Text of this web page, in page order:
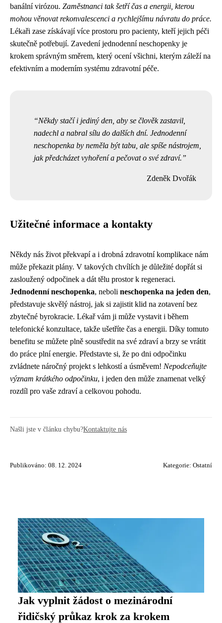
banální virózou. Zaměstnanci tak šetří čas a energii, kterou
mohou věnovat rekonvalescenci a rychlejšímu návratu do práce.
Lékaři zase získávají více prostoru pro pacienty, kteří jejich péči
skutečně potřebují. Zavedení jednodenní neschopenky je
krokem správným směrem, který ocení všichni, kterým záleží na
efektivním a moderním systému zdravotní péče.
Někdy stačí i jediný den, aby se člověk zastavil,
nadechl a nabral sílu do dalších dní. Jednodenní
neschopenka by neměla být tabu, ale spíše nástrojem,
jak předcházet vyhoření a pečovat o své zdraví.
Zdeněk Dvořák
Užitečné informace a kontakty
Někdy nás život překvapí a i drobná zdravotní komplikace nám
může překazit plány. V takových chvílích je důležité dopřát si
zasloužený odpočinek a dát tělu prostor k regeneraci.
Jednodenní neschopenka, neboli neschopenka na jeden den,
představuje skvělý nástroj, jak si zajistit klid na zotavení bez
zbytečné byrokracie. Lékař vám ji může vystavit i během
telefonické konzultace, takže ušetříte čas a energii. Díky tomuto
benefitu se můžete plně soustředit na své zdraví a brzy se vrátit
do práce plní energie. Představte si, že po dni odpočinku
zvládnete náročný projekt s lehkostí a úsměvem! Nepodceňujte
význam krátkého odpočinku, i jeden den může znamenat velký
rozdíl pro vaše zdraví a celkovou pohodu.
Našli jste v článku chybu?Kontaktujte nás
Publikováno: 08. 12. 2024 Kategorie: Ostatní
Jak vyplnit žádost o mezinárodní
řidičský průkaz krok za krokem